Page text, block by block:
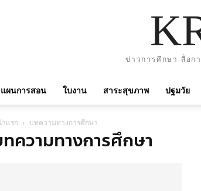
ข่าวการศึกษา สื่อก
แผนการสอน ใบงาน สาระสุขภาพ ปฐมวัย
แรก บทความทางการศึกษา
ความทางการศึกษา